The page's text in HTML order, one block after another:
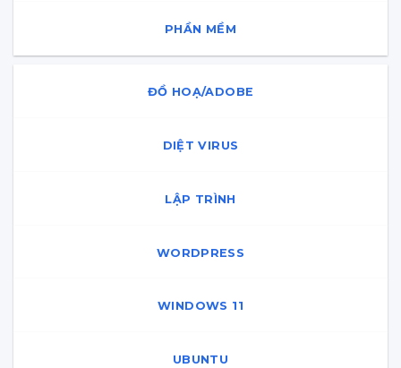
PHẦN MỀM
ĐỒ HOẠ/ADOBE
DIỆT VIRUS
LẬP TRÌNH
WORDPRESS
WINDOWS 11
UBUNTU